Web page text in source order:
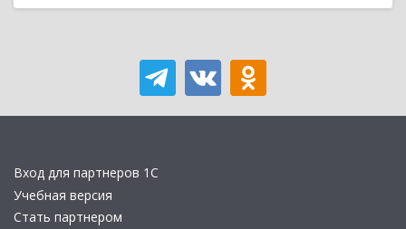
Вход для партнеров 1С
Учебная версия
Стать партнером